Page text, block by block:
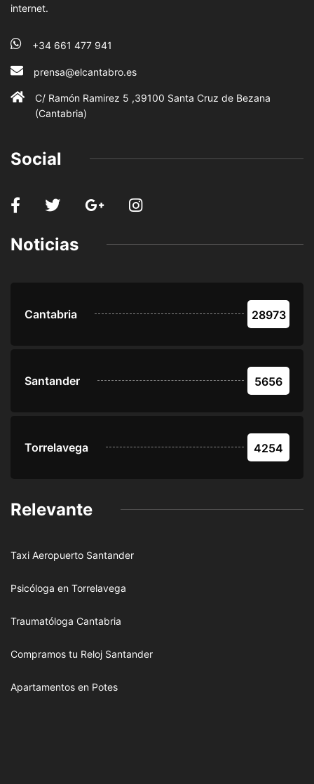
internet.
+34 661 477 941
prensa@elcantabro.es
C/ Ramón Ramirez 5 ,39100 Santa Cruz de Bezana
(Cantabria)
Social
Noticias
Cantabria 28973
Santander 5656
Torrelavega 4254
Relevante
Taxi Aeropuerto Santander
Psicóloga en Torrelavega
Traumatóloga Cantabria
Compramos tu Reloj Santander
Apartamentos en Potes